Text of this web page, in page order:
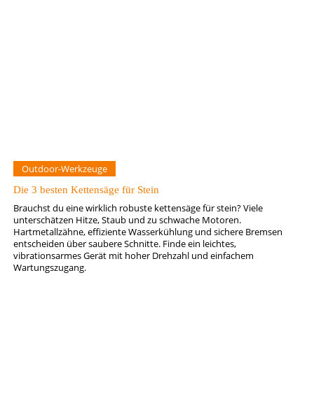
Outdoor-Werkzeuge
Die 3 besten Kettensäge für Stein
Brauchst du eine wirklich robuste kettensäge für stein? Viele
unterschätzen Hitze, Staub und zu schwache Motoren.
Hartmetallzähne, effiziente Wasserkühlung und sichere Bremsen
entscheiden über saubere Schnitte. Finde ein leichtes,
vibrationsarmes Gerät mit hoher Drehzahl und einfachem
Wartungszugang.